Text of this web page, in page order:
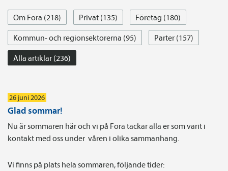
Om Fora (218) Privat (135)
Företag (180)
Kommun- och regionsektorerna (95)
Parter (157)
Alla artiklar (236)
26 juni 2026
Glad sommar!
Nu är sommaren här och vi på Fora tackar alla er som varit i
kontakt med oss under våren i olika sammanhang.
Vi finns på plats hela sommaren, följande tider: